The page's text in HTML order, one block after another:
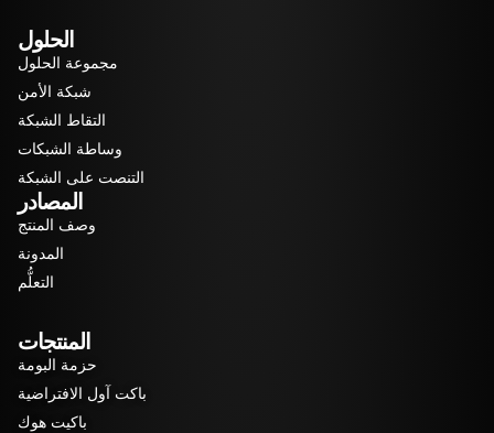
الحلول
مجموعة الحلول
شبكة الأمن
التقاط الشبكة
وساطة الشبكات
التنصت على الشبكة
المصادر
وصف المنتج
المدونة
التعلُّم
المنتجات
حزمة البومة
باكت آول الافتراضية
باكيت هوك